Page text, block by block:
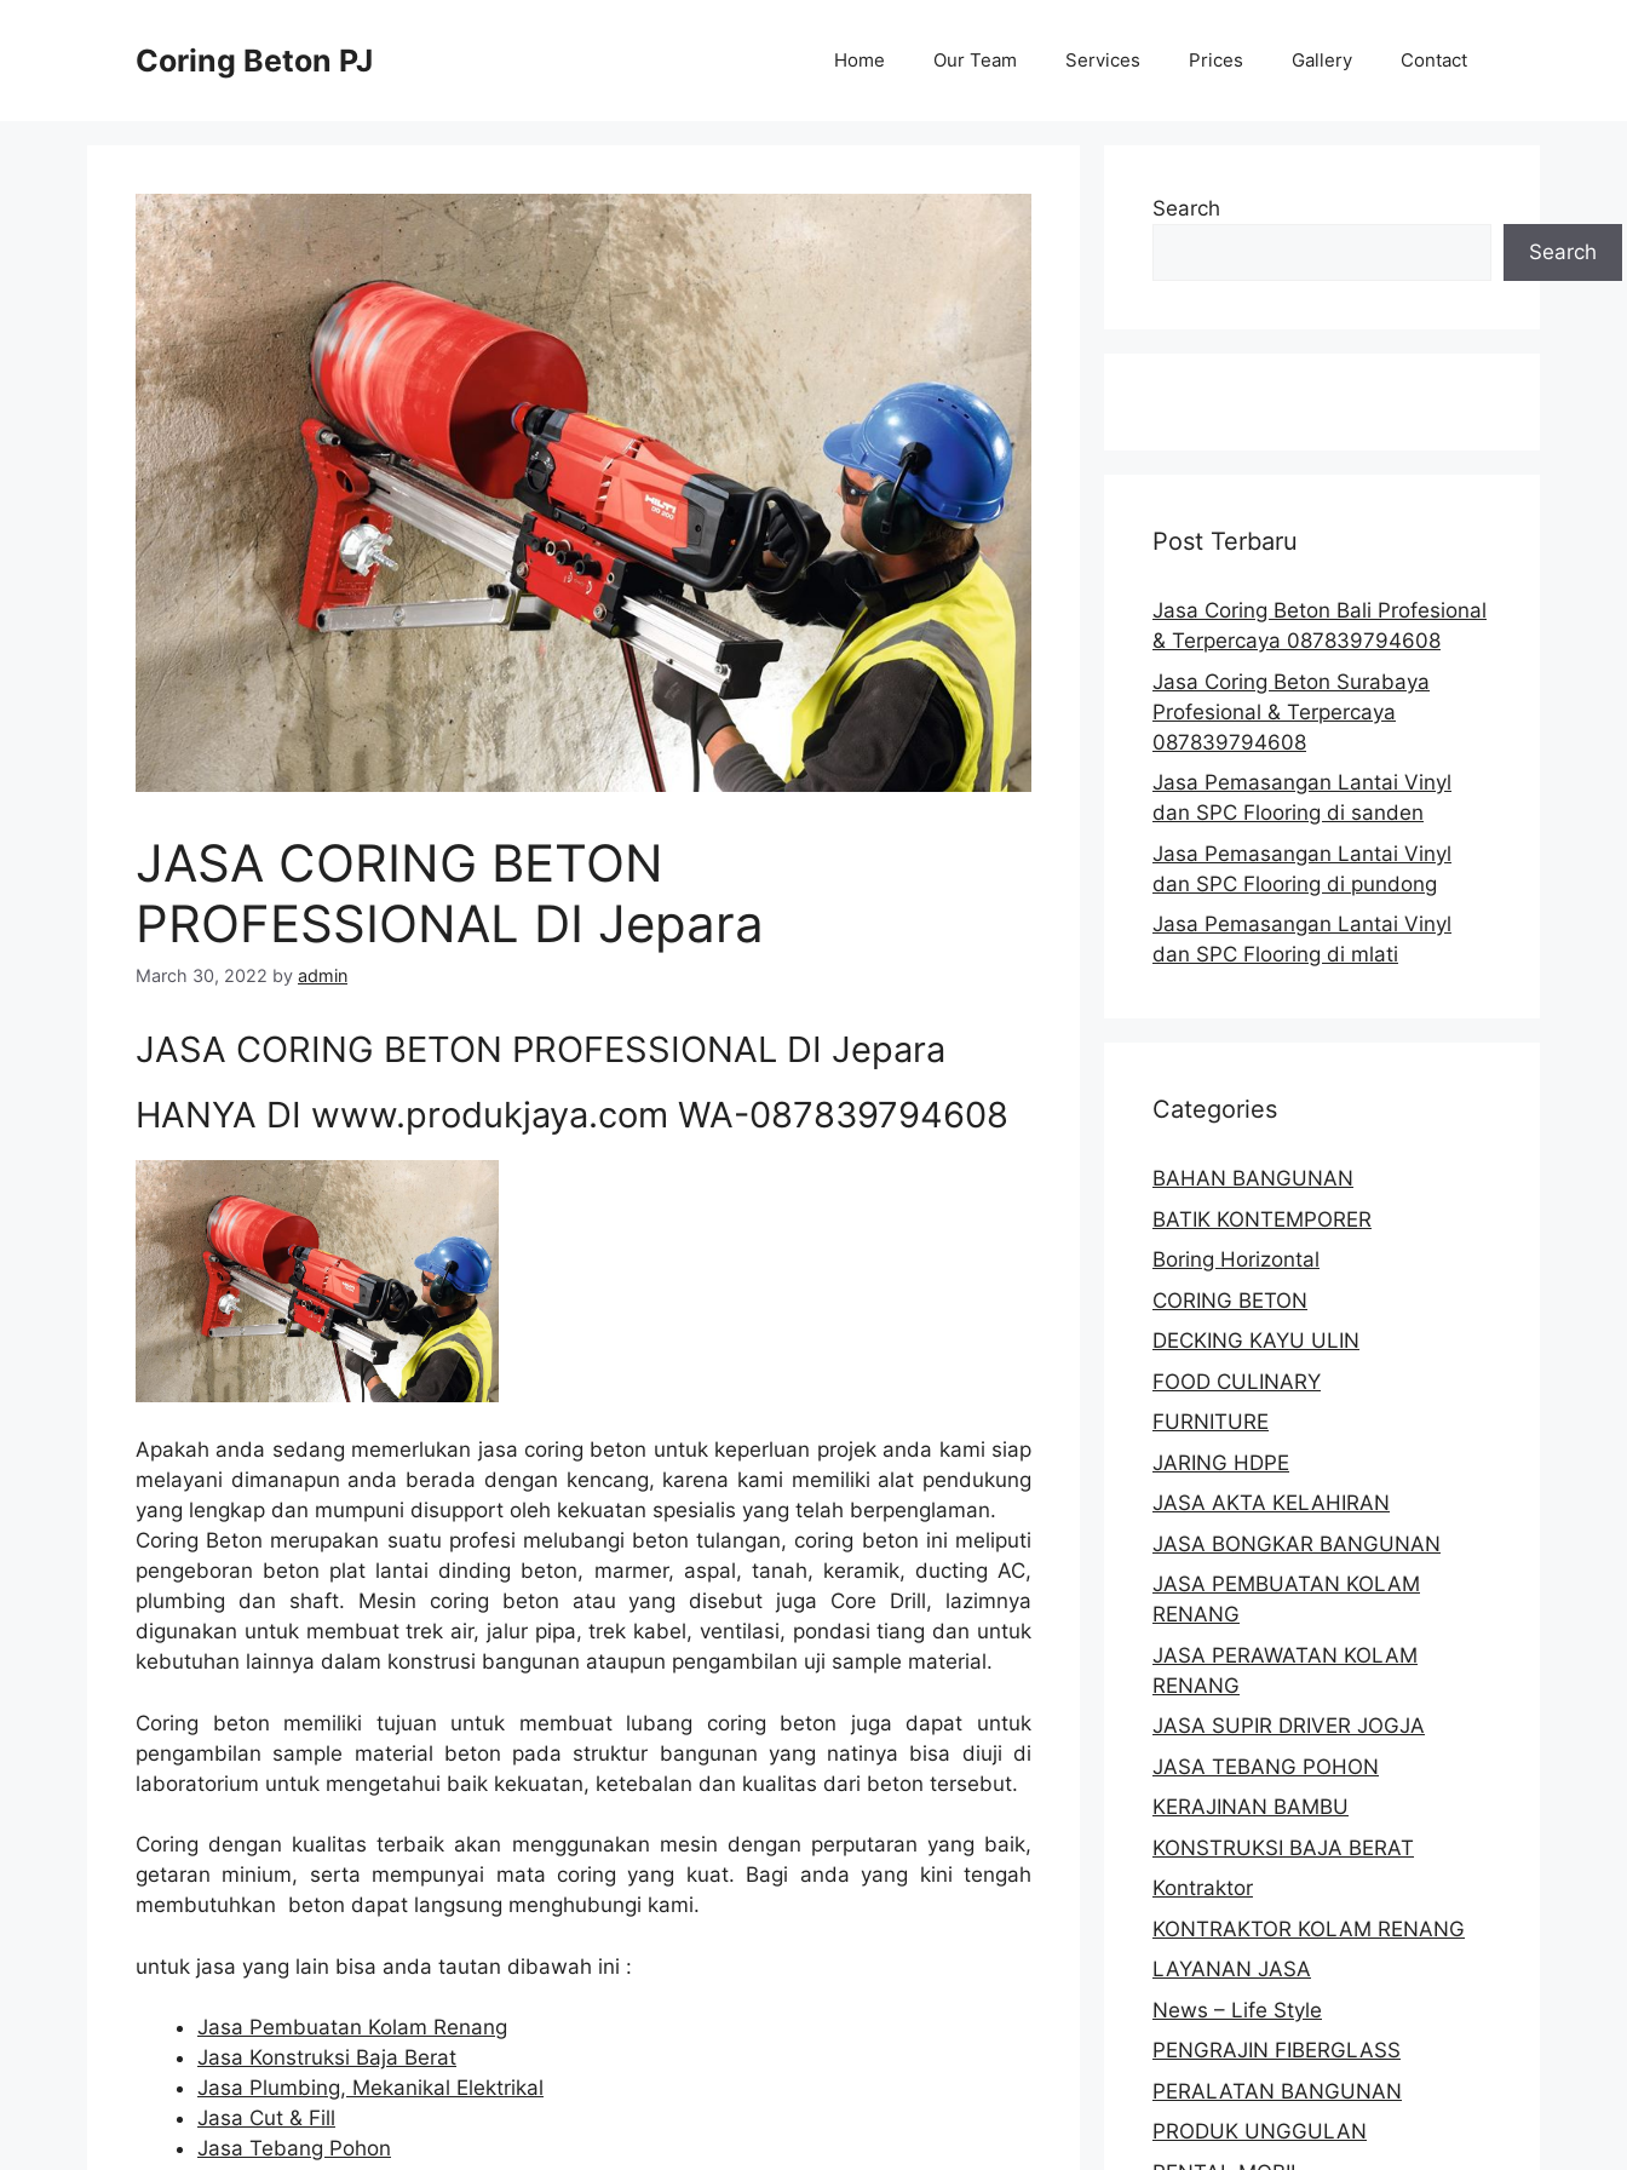
Coring Beton PJ Home Our Team Services Prices Gallery Contact
JASA CORING BETON
PROFESSIONAL DI Jepara
March 30, 2022 by admin
JASA CORING BETON PROFESSIONAL DI Jepara
HANYA DI www.produkjaya.com WA-087839794608
Apakah anda sedang memerlukan jasa coring beton untuk keperluan projek anda kami siap
melayani dimanapun anda berada dengan kencang, karena kami memiliki alat pendukung
yang lengkap dan mumpuni disupport oleh kekuatan spesialis yang telah berpenglaman.
Coring Beton merupakan suatu profesi melubangi beton tulangan, coring beton ini meliputi
pengeboran beton plat lantai dinding beton, marmer, aspal, tanah, keramik, ducting AC,
plumbing dan shaft. Mesin coring beton atau yang disebut juga Core Drill, lazimnya
digunakan untuk membuat trek air, jalur pipa, trek kabel, ventilasi, pondasi tiang dan untuk
kebutuhan lainnya dalam konstrusi bangunan ataupun pengambilan uji sample material.
Coring beton memiliki tujuan untuk membuat lubang coring beton juga dapat untuk
pengambilan sample material beton pada struktur bangunan yang natinya bisa diuji di
laboratorium untuk mengetahui baik kekuatan, ketebalan dan kualitas dari beton tersebut.
Coring dengan kualitas terbaik akan menggunakan mesin dengan perputaran yang baik,
getaran minium, serta mempunyai mata coring yang kuat. Bagi anda yang kini tengah
membutuhkan beton dapat langsung menghubungi kami.
untuk jasa yang lain bisa anda tautan dibawah ini :
Jasa Pembuatan Kolam Renang
Jasa Konstruksi Baja Berat
Jasa Plumbing, Mekanikal Elektrikal
Jasa Cut & Fill
Jasa Tebang Pohon
Search
Search
Post Terbaru
Jasa Coring Beton Bali Profesional
& Terpercaya 087839794608
Jasa Coring Beton Surabaya
Profesional & Terpercaya
087839794608
Jasa Pemasangan Lantai Vinyl
dan SPC Flooring di sanden
Jasa Pemasangan Lantai Vinyl
dan SPC Flooring di pundong
Jasa Pemasangan Lantai Vinyl
dan SPC Flooring di mlati
Categories
BAHAN BANGUNAN
BATIK KONTEMPORER
Boring Horizontal
CORING BETON
DECKING KAYU ULIN
FOOD CULINARY
FURNITURE
JARING HDPE
JASA AKTA KELAHIRAN
JASA BONGKAR BANGUNAN
JASA PEMBUATAN KOLAM
RENANG
JASA PERAWATAN KOLAM
RENANG
JASA SUPIR DRIVER JOGJA
JASA TEBANG POHON
KERAJINAN BAMBU
KONSTRUKSI BAJA BERAT
Kontraktor
KONTRAKTOR KOLAM RENANG
LAYANAN JASA
News – Life Style
PENGRAJIN FIBERGLASS
PERALATAN BANGUNAN
PRODUK UNGGULAN